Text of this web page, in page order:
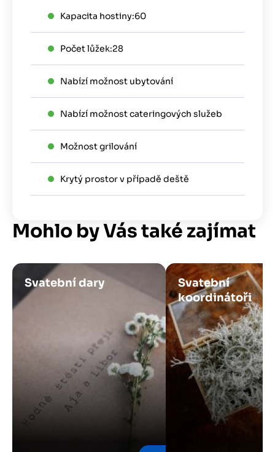
Kapacita hostiny:60
Počet lůžek:28
Nabízí možnost ubytování
Nabízí možnost cateringových služeb
Možnost grilování
Krytý prostor v případě deště
Mohlo by Vás také zajímat
Obrázek
Svatební dary
Obrázek
Svatební
koordinátoři